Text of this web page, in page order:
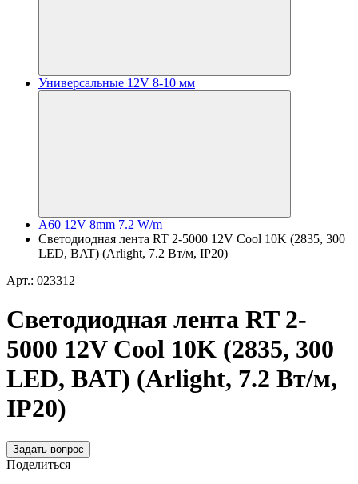
Универсальные 12V 8-10 мм
A60 12V 8mm 7.2 W/m
Светодиодная лента RT 2-5000 12V Cool 10K (2835, 300
LED, BAT) (Arlight, 7.2 Вт/м, IP20)
Арт.: 023312
Светодиодная лента RT 2-
5000 12V Cool 10K (2835, 300
LED, BAT) (Arlight, 7.2 Вт/м,
IP20)
Задать вопрос
Поделиться